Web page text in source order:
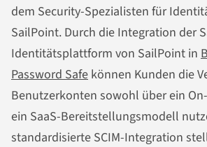
dem Security-Spezialisten für
SailPoint. Durch die Integration der
Identitätsplattform von SailPoint in
Password Safe können Kunden die
Benutzerkonten sowohl über ein
ein SaaS-Bereitstellungsmodell
standardisierte SCIM-Integration